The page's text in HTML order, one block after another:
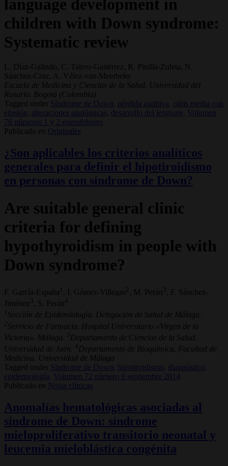
language development in
children with Down syndrome:
Systematic review
L. Díaz-Galindo, C. Talero-Gutiérrez, R. Pinilla-Zuleta, N.
Sánchez-Cruz, A. Vélez-van-Meerbeke
Escuela de Medicina y Ciencias de la Salud. Universidad del
Rosario. Bogotá (Colombia)
Tagged under
Síndrome de Down, pérdida auditiva, otitis media con
efusión, alteraciones anatómicas, desarrollo del lenguaje, Volumen
76 números 1 y 2 enerofebrero
Publicado en Originales
¿Son aplicables los criterios analíticos
generales para definir el hipotiroidismo
en personas con síndrome de Down?
Are suitable general clinic
criteria for defining
hypothyroidism in people with
Down syndrome?
F. García-España 1 , I. Gómez-Villegas , M. Perán 3
, F. Sánchez-
Jiménez 3 , S. Perán
4
1 Sección de Epidemiología. Delegación de Salud de Málaga.
2 Servicio de Farmacia. Hospital Universitario «Virgen de la
Victoria». Málaga.
3 Departamento de Ciencias de la Salud.
Universidad de Jaén.
4 Departamento de Bioquímica. Facultad de
Medicina. Universidad de Málaga
Tagged under
Síndrome de Down, hipotiroidismo, diagnóstico,
epidemiología,
Volumen 72 número 8 septiembre 2014
Publicado en
Notas clínicas
Anomalías hematológicas asociadas al
síndrome de Down: síndrome
mieloproliferativo transitorio neonatal y
leucemia mieloblástica congénita